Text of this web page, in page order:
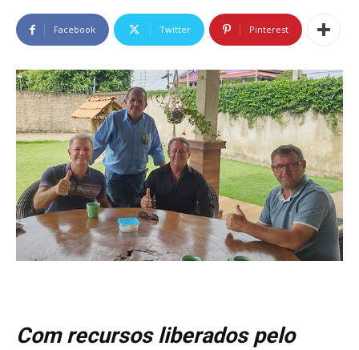
Facebook Twitter Pinterest
Com recursos liberados pelo